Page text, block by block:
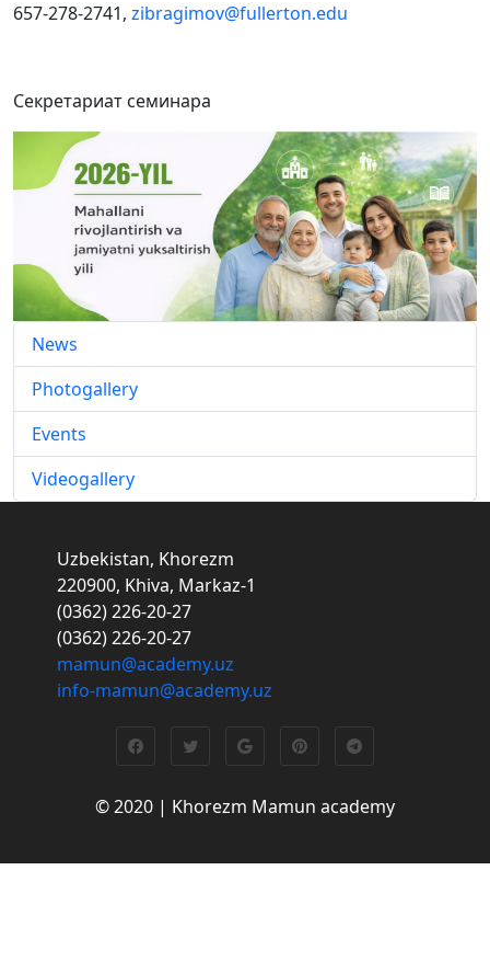
657-278-2741, zibragimov@fullerton.edu
Секретариат семинара
News
Photogallery
Events
Videogallery
Uzbekistan, Khorezm
220900, Khiva, Markaz-1
(0362) 226-20-27
(0362) 226-20-27
mamun@academy.uz
info-mamun@academy.uz
© 2020 | Khorezm Mamun academy